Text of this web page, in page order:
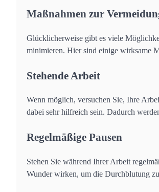
Maßnahmen zur
Glücklicherweise gibt es viele
minimieren. Hier sind einige wirksame
Stehende Arbeit
Wenn möglich, versuchen Sie, Ihre
dabei sehr hilfreich sein. Dadurch
Regelmäßige Pausen
Stehen Sie während Ihrer Arbeit
Wunder wirken, um die Durchblutung